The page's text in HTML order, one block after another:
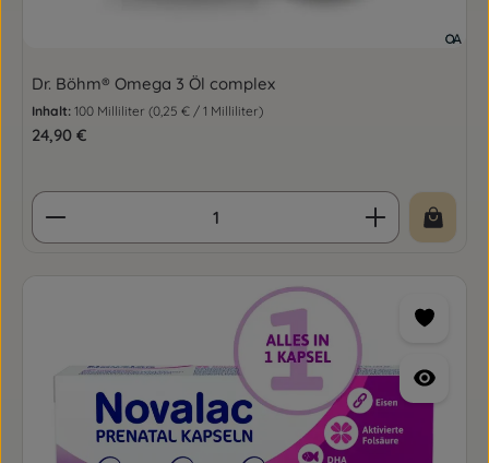
Dr. Böhm® Omega 3 Öl complex
Inhalt: 100 Milliliter (0,25 € / 1 Milliliter)
Regulärer Preis:
24,90 €
Produkt Anzahl: Gib den gewünschten Wert